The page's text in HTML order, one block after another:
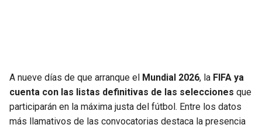
A nueve días de que arranque el Mundial 2026, la FIFA ya
cuenta con las listas definitivas de las selecciones que
participarán en la máxima justa del fútbol. Entre los datos
más llamativos de las convocatorias destaca la presencia